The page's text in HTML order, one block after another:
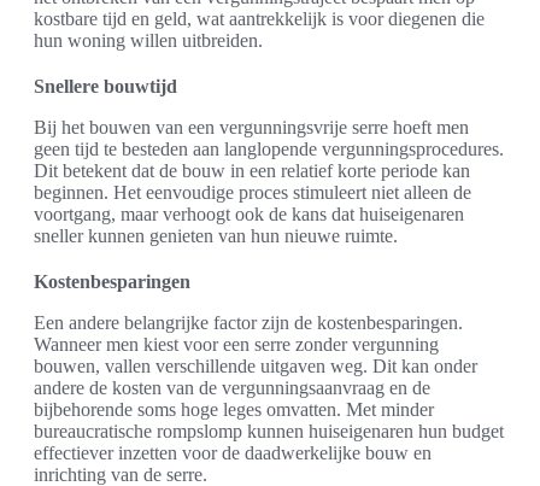
kostbare tijd en geld, wat aantrekkelijk is voor diegenen die
hun woning willen uitbreiden.
Snellere bouwtijd
Bij het bouwen van een vergunningsvrije serre hoeft men
geen tijd te besteden aan langlopende vergunningsprocedures.
Dit betekent dat de bouw in een relatief korte periode kan
beginnen. Het eenvoudige proces stimuleert niet alleen de
voortgang, maar verhoogt ook de kans dat huiseigenaren
sneller kunnen genieten van hun nieuwe ruimte.
Kostenbesparingen
Een andere belangrijke factor zijn de kostenbesparingen.
Wanneer men kiest voor een serre zonder vergunning
bouwen, vallen verschillende uitgaven weg. Dit kan onder
andere de kosten van de vergunningsaanvraag en de
bijbehorende soms hoge leges omvatten. Met minder
bureaucratische rompslomp kunnen huiseigenaren hun budget
effectiever inzetten voor de daadwerkelijke bouw en
inrichting van de serre.